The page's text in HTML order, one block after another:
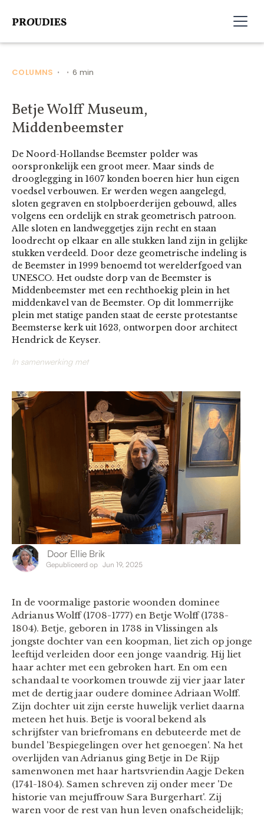
COLUMNS • • 6 min
Betje Wolff Museum,
Middenbeemster
De Noord-Hollandse Beemster polder was
oorspronkelijk een groot meer. Maar sinds de
drooglegging in 1607 konden boeren hier hun eigen
voedsel verbouwen. Er werden wegen aangelegd,
sloten gegraven en stolpboerderijen gebouwd, alles
volgens een ordelijk en strak geometrisch patroon.
Alle sloten en landweggetjes zijn recht en staan
loodrecht op elkaar en alle stukken land zijn in gelijke
stukken verdeeld. Door deze geometrische indeling is
de Beemster in 1999 benoemd tot werelderfgoed van
UNESCO. Het oudste dorp van de Beemster is
Middenbeemster met een rechthoekig plein in het
middenkavel van de Beemster. Op dit lommerrijke
plein met statige panden staat de eerste protestantse
Beemsterse kerk uit 1623, ontworpen door architect
Hendrick de Keyser.
In samenwerking met
Door Ellie Brik
Gepubliceerd op Jun 19, 2025
In de voormalige pastorie woonden dominee
Adrianus Wolff (1708-1777) en Betje Wolff (1738-
1804). Betje, geboren in 1738 in Vlissingen als
jongste dochter van een koopman, liet zich op jonge
leeftijd verleiden door een jonge vaandrig. Hij liet
haar achter met een gebroken hart. En om een
schandaal te voorkomen trouwde zij vier jaar later
met de dertig jaar oudere dominee Adriaan Wolff.
Zijn dochter uit zijn eerste huwelijk verliet daarna
meteen het huis. Betje is vooral bekend als
schrijfster van briefromans en debuteerde met de
bundel 'Bespiegelingen over het genoegen'. Na het
overlijden van Adrianus ging Betje in De Rijp
samenwonen met haar hartsvriendin Aagje Deken
(1741-1804). Samen schreven zij onder meer 'De
historie van mejuffrouw Sara Burgerhart'. Zij
waren voor de rest van hun leven onafscheidelijk;